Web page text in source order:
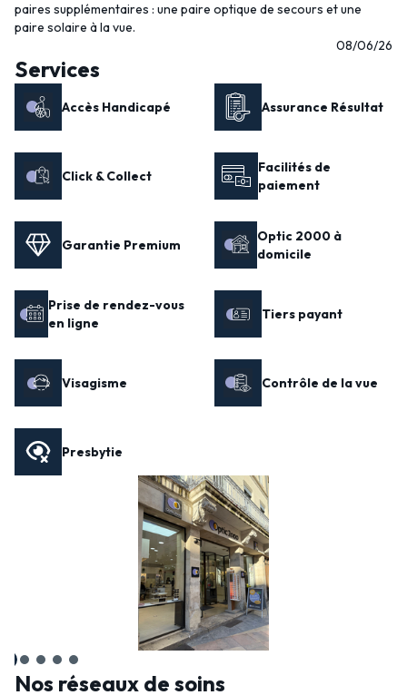
paires supplémentaires : une paire optique de secours et une
paire solaire à la vue.
08/06/26
Services
Accès Handicapé Assurance Résultat
Click & Collect
Facilités de
paiement
Garantie Premium
Optic 2000 à
domicile
Prise de rendez-vous
en ligne
Tiers payant
Visagisme Contrôle de la vue
Presbytie
Nos réseaux de soins